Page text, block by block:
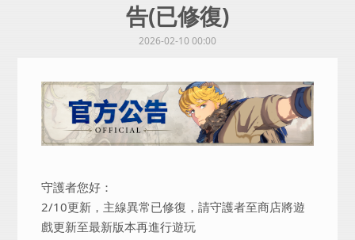
告(已修復)
2026-02-10 00:00
守護者您好：
2/10更新，主線異常已修復，請守護者至商店將遊
戲更新至最新版本再進行遊玩